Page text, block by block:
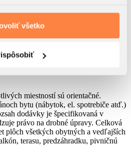
všetko
miestností sú orientačné.
bytu (nábytok, el. spotrebiče atď.)
dodávky je špecifikovaná v
právo na drobné úpravy. Celková
plôch všetkých obytných a vedľajších
terasu, predzáhradku, pivničnú